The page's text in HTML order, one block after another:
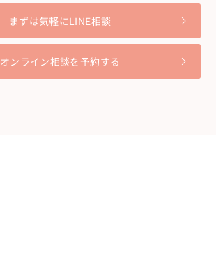
まずは気軽にLINE相談
オンライン相談を予約する